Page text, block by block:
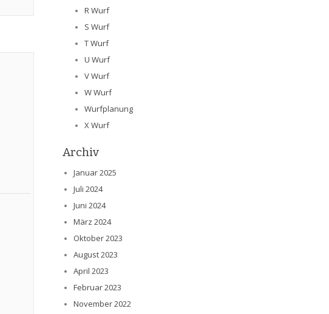
R Wurf
S Wurf
T Wurf
U Wurf
V Wurf
W Wurf
Wurfplanung
X Wurf
Archiv
Januar 2025
Juli 2024
Juni 2024
März 2024
Oktober 2023
August 2023
April 2023
Februar 2023
November 2022